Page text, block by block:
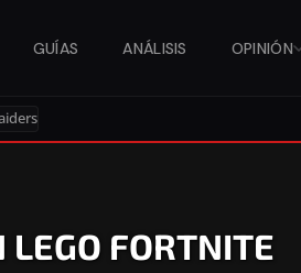
GUÍAS ANÁLISIS OPINIÓN
LEGO FORTNITE